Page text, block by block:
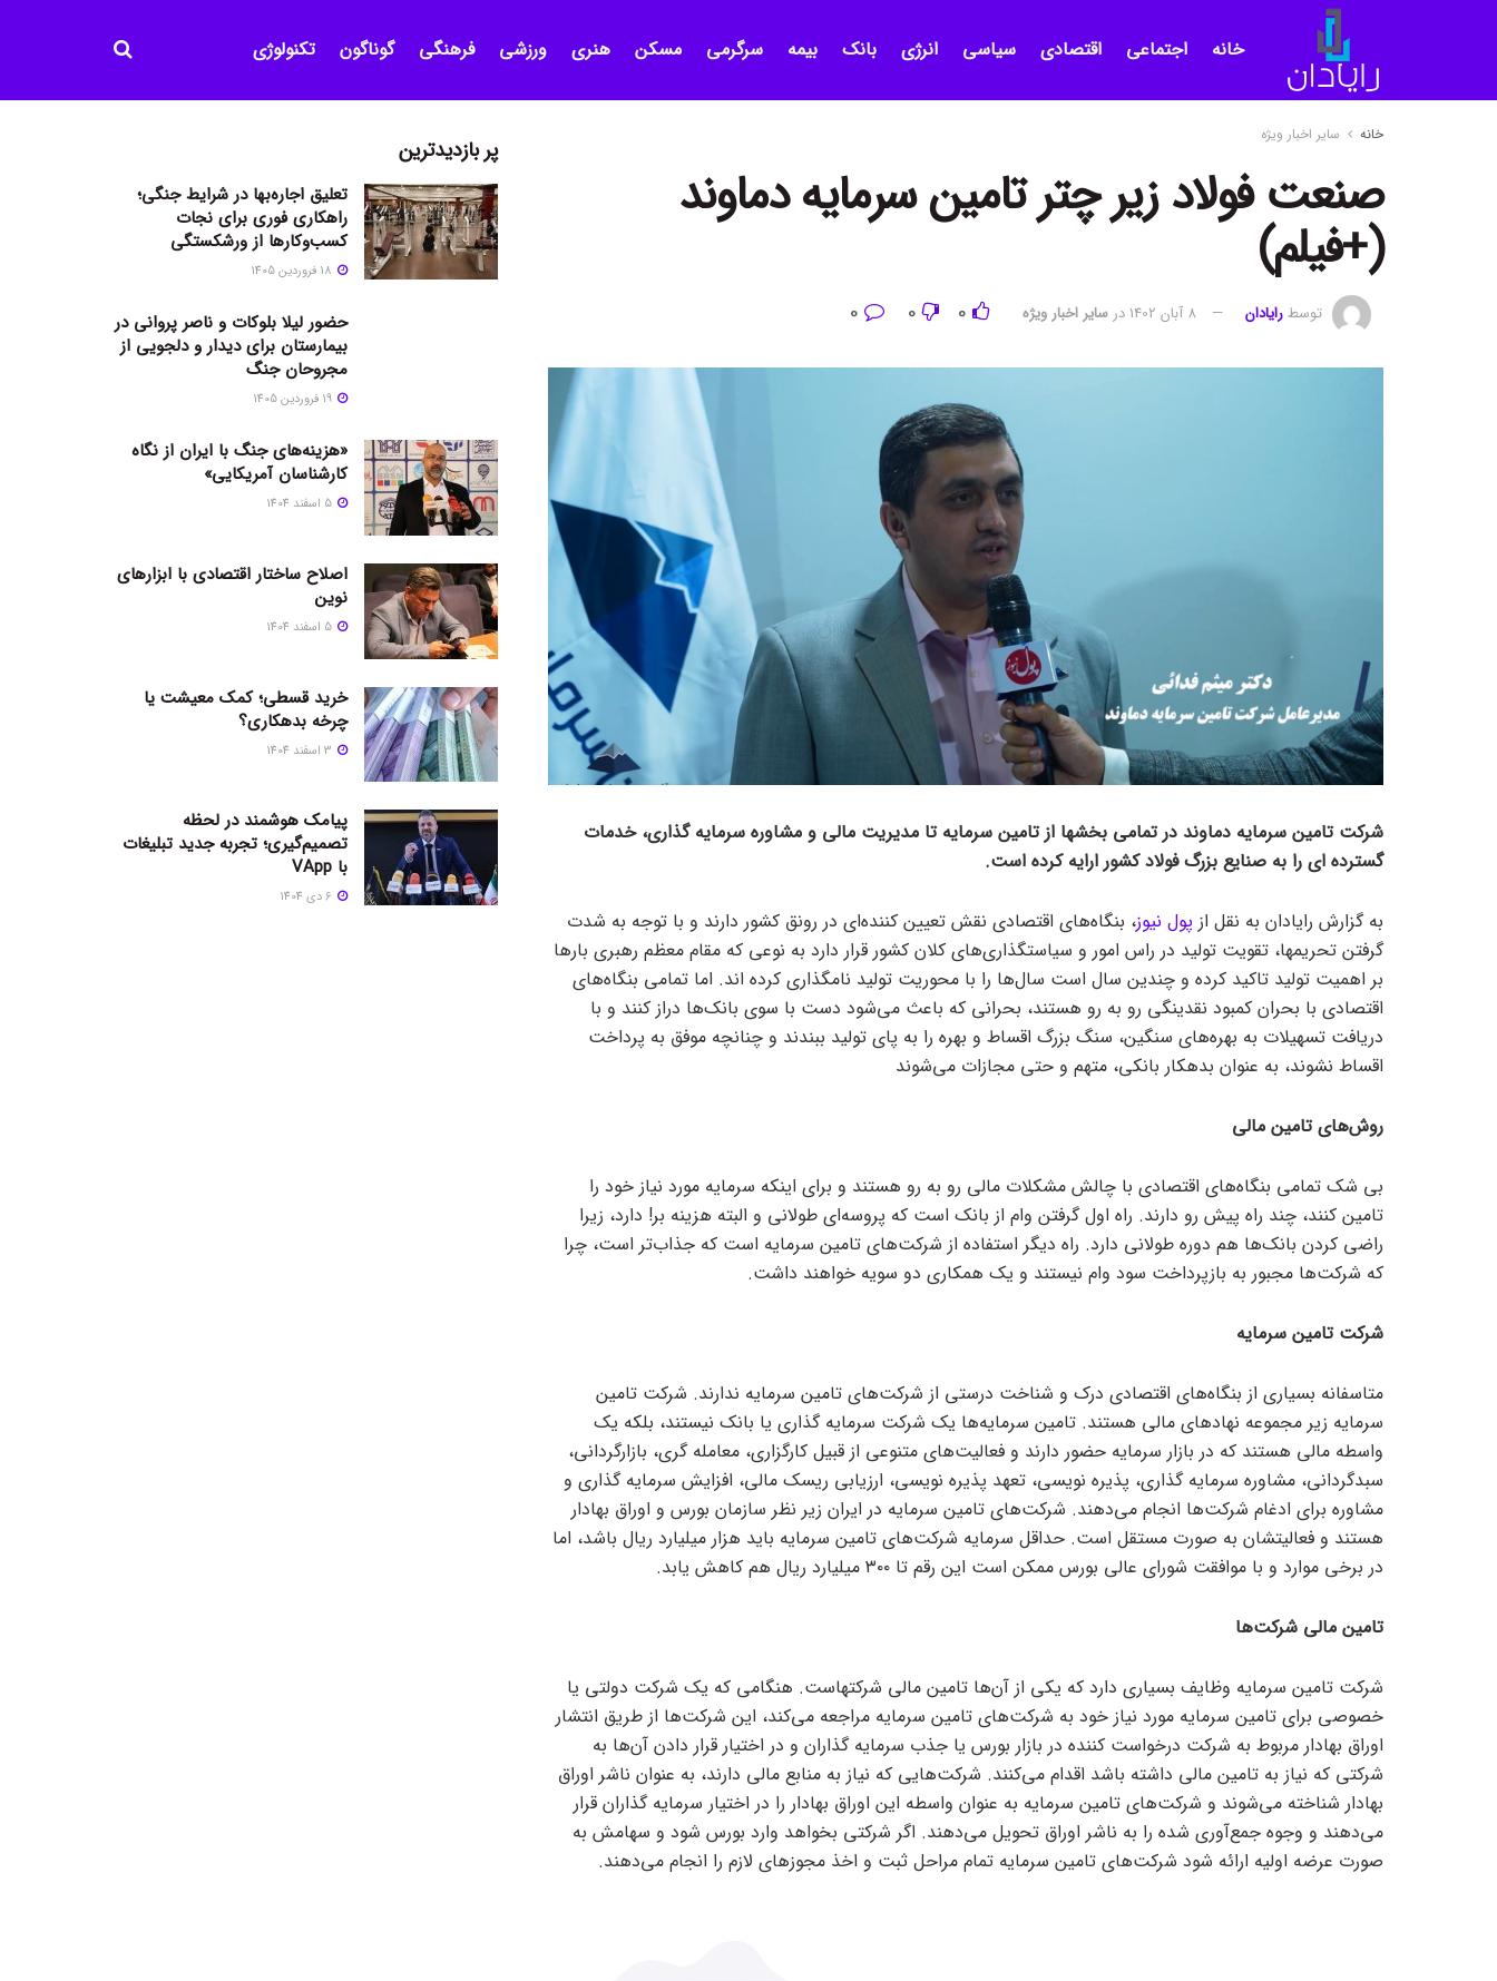
خانه اجتماعی اقتصادی سیاسی انرژی بانک بیمه سرگرمی مسکن هنری ورزشی فرهنگی گوناگون تکنولوژی
خانه سایر اخبار ویژه
صنعت فولاد زیر چتر تامین سرمایه دماوند
(+فیلم)
توسطرایادان 8 آبان 1402 در سایر اخبار ویژه 0
0
شرکت تامین سرمایه دماوند در تمامی بخشها از تامین سرمایه تا مدیریت مالی و مشاوره سرمایه گذاری، خدمات
گسترده ای را به صنایع بزرگ فولاد کشور ارایه کرده است.
به گزارش رایادان به نقل از پول نیوز، بنگاه‌های اقتصادی نقش تعیین کننده‌ای در رونق کشور دارند و با توجه به شدت
گرفتن تحریمها، تقویت تولید در راس امور و سیاستگذاری‌های کلان کشور قرار دارد به نوعی که مقام معظم رهبری بار‌ها
بر اهمیت تولید تاکید کرده و چندین سال است سال‌ها را با محوریت تولید نامگذاری کرده اند. اما تمامی بنگاه‌های
اقتصادی با بحران کمبود نقدینگی رو به رو هستند، بحرانی که باعث می‌شود دست با سوی بانک‌ها دراز کنند و با
دریافت تسهیلات به بهره‌های سنگین، سنگ بزرگ اقساط و بهره را به پای تولید ببندند و چنانچه موفق به پرداخت
اقساط نشوند، به عنوان بدهکار بانکی، متهم و حتی مجازات می‌شوند
روش‌های تامین مالی
بی شک تمامی بنگاه‌های اقتصادی با چالش مشکلات مالی رو به رو هستند و برای اینکه سرمایه مورد نیاز خود را
تامین کنند، چند راه پیش رو دارند. راه اول گرفتن وام از بانک است که پروسه‌ای طولانی و البته هزینه بر! دارد، زیرا
راضی کردن بانک‌ها هم دوره طولانی دارد. راه دیگر استفاده از شرکت‌های تامین سرمایه است که جذاب‌تر است، چرا
که شرکت‌ها مجبور به بازپرداخت سود وام نیستند و یک همکاری دو سویه خواهند داشت.
شرکت تامین سرمایه
متاسفانه بسیاری از بنگاه‌های اقتصادی درک و شناخت درستی از شرکت‌های تامین سرمایه ندارند. شرکت تامین
سرمایه زیر مجموعه نهاد‌های مالی هستند. تامین سرمایه‌ها یک شرکت سرمایه گذاری یا بانک نیستند، بلکه یک
واسطه مالی هستند که در بازار سرمایه حضور دارند و فعالیت‌های متنوعی از قبیل کارگزاری، معامله گری، بازارگردانی،
سبدگردانی، مشاوره سرمایه گذاری، پذیره نویسی، تعهد پذیره نویسی، ارزیابی ریسک مالی، افزایش سرمایه گذاری و
مشاوره برای ادغام شرکت‌ها انجام می‌دهند. شرکت‌های تامین سرمایه در ایران زیر نظر سازمان بورس و اوراق بهادار
هستند و فعالیتشان به صورت مستقل است. حداقل سرمایه شرکت‌های تامین سرمایه باید هزار میلیارد ریال باشد، اما
در برخی موارد و با موافقت شورای عالی بورس ممکن است این رقم تا ۳۰۰ میلیارد ریال هم کاهش یابد.
تامین مالی شرکت‌ها
شرکت تامین سرمایه وظایف بسیاری دارد که یکی از آن‌ها تامین مالی شرکتهاست. هنگامی که یک شرکت دولتی یا
خصوصی برای تامین سرمایه مورد نیاز خود به شرکت‌های تامین سرمایه مراجعه می‌کند، این شرکت‌ها از طریق انتشار
اوراق بهادار مربوط به شرکت درخواست کننده در بازار بورس یا جذب سرمایه گذاران و در اختیار قرار دادن آن‌ها به
شرکتی که نیاز به تامین مالی داشته باشد اقدام می‌کنند. شرکت‌هایی که نیاز به منابع مالی دارند، به عنوان ناشر اوراق
بهادار شناخته می‌شوند و شرکت‌های تامین سرمایه به عنوان واسطه این اوراق بهادار را در اختیار سرمایه گذاران قرار
می‌دهند و وجوه جمع‌آوری شده را به ناشر اوراق تحویل می‌دهند. اگر شرکتی بخواهد وارد بورس شود و سهامش به
صورت عرضه اولیه ارائه شود شرکت‌های تامین سرمایه تمام مراحل ثبت و اخذ مجوز‌های لازم را انجام می‌دهند.
پر بازدیدترین
تعلیق اجاره‌بها در شرایط جنگی؛
راهکاری فوری برای نجات
کسب‌وکارها از ورشکستگی
حضور لیلا بلوکات و ناصر پروانی در
بیمارستان برای دیدار و دلجویی از
مجروحان جنگ
«هزینه‌های جنگ با ایران از نگاه
کارشناسان آمریکایی»
اصلاح ساختار اقتصادی با ابزارهای
نوین
خرید قسطی؛ کمک معیشت یا
چرخه بدهکاری؟
پیامک هوشمند در لحظه
تصمیم‌گیری؛ تجربه جدید تبلیغات
با VApp